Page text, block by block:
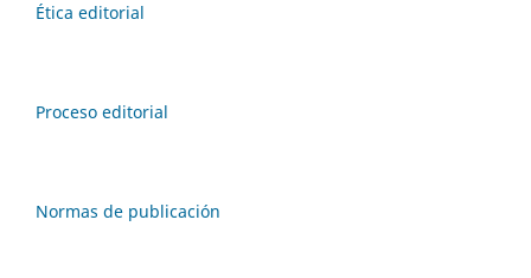
Ética editorial
Proceso editorial
Normas de publicación